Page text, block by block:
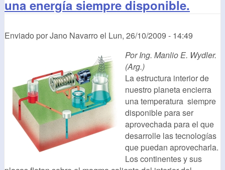
una energía siempre disponible.
Enviado porJano Navarro el Lun, 26/10/2009 - 14:49
Por Ing. Manlio E. Wydler.
(Arg.)
La estructura interior de
nuestro planeta encierra
una temperatura siempre
disponible para ser
aprovechada para el que
desarrolle las tecnologías
que puedan aprovecharla.
Los continentes y sus